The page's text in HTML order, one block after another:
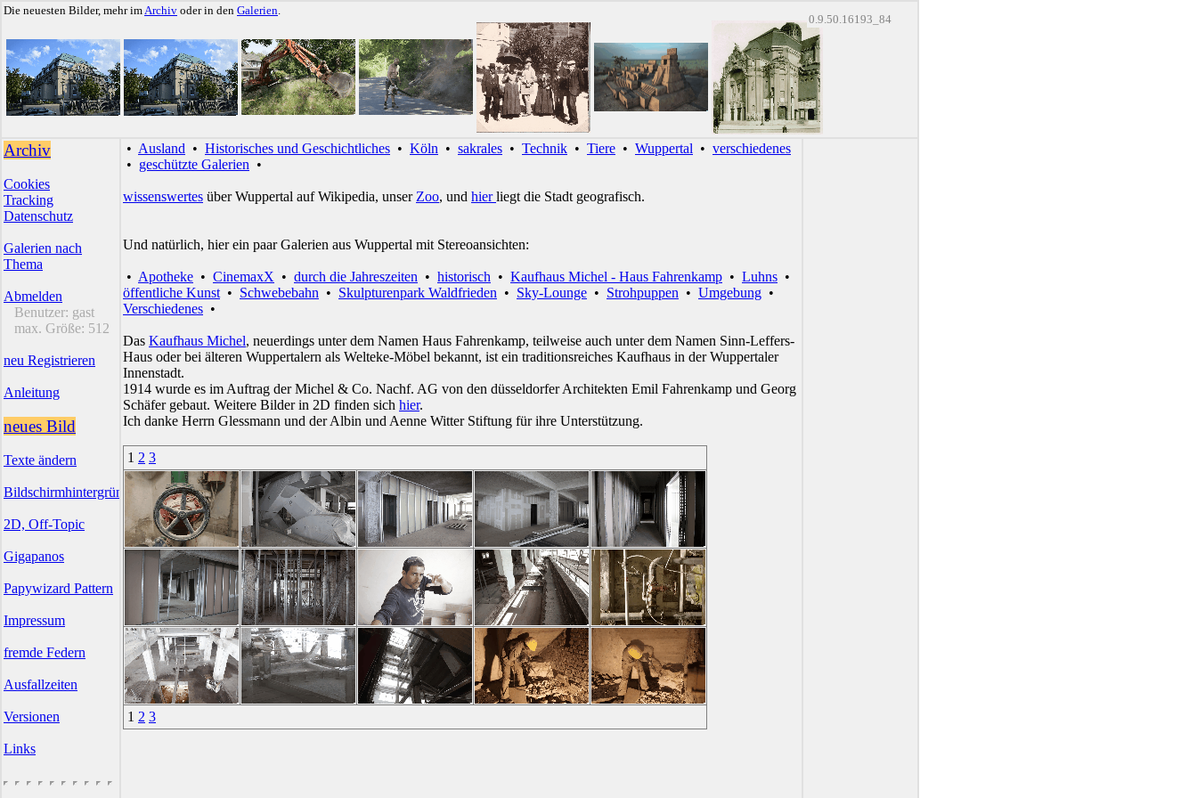
Die neuesten Bilder, mehr imArchiv oder in den Galerien.
0.9.50.16193_84
Archiv
Cookies
Tracking
Datenschutz
Galerien nach
Thema
Abmelden
Benutzer: gast
max. Größe: 512
neu Registrieren
Anleitung
neues Bild
Texte ändern
Bildschirmhintergründe
2D, Off-Topic
Gigapanos
Papywizard Pattern
Impressum
fremde Federn
Ausfallzeiten
Versionen
Links
• Ausland • Historisches und Geschichtliches • Köln • sakrales • Technik • Tiere • Wuppertal • verschiedenes
• geschützte Galerien •
wissenswertes über Wuppertal auf Wikipedia, unser Zoo, und hierliegt die Stadt geografisch.
Und natürlich, hier ein paar Galerien aus Wuppertal mit Stereoansichten:
• Apotheke • CinemaxX • durch die Jahreszeiten • historisch • Kaufhaus Michel - Haus Fahrenkamp • Luhns •
öffentliche Kunst • Schwebebahn • Skulpturenpark Waldfrieden • Sky-Lounge • Strohpuppen • Umgebung •
Verschiedenes •
Das Kaufhaus Michel, neuerdings unter dem Namen Haus Fahrenkamp, teilweise auch unter dem Namen Sinn-Leffers-
Haus oder bei älteren Wuppertalern als Welteke-Möbel bekannt, ist ein traditionsreiches Kaufhaus in der Wuppertaler
Innenstadt.
1914 wurde es im Auftrag der Michel & Co. Nachf. AG von den düsseldorfer Architekten Emil Fahrenkamp und Georg
Schäfer gebaut. Weitere Bilder in 2D finden sich hier.
Ich danke Herrn Glessmann und der Albin und Aenne Witter Stiftung für ihre Unterstützung.
1 2 3
1 2 3